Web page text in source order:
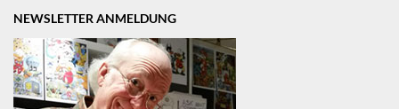
NEWSLETTER ANMELDUNG